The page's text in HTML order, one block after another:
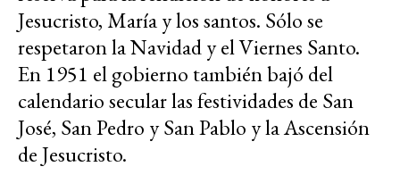
Jesucristo, María y los santos. Sólo se
respetaron la Navidad y el Viernes Santo.
En 1951 el gobierno también bajó del
calendario secular las festividades de San
José, San Pedro y San Pablo y la Ascensión
de Jesucristo.